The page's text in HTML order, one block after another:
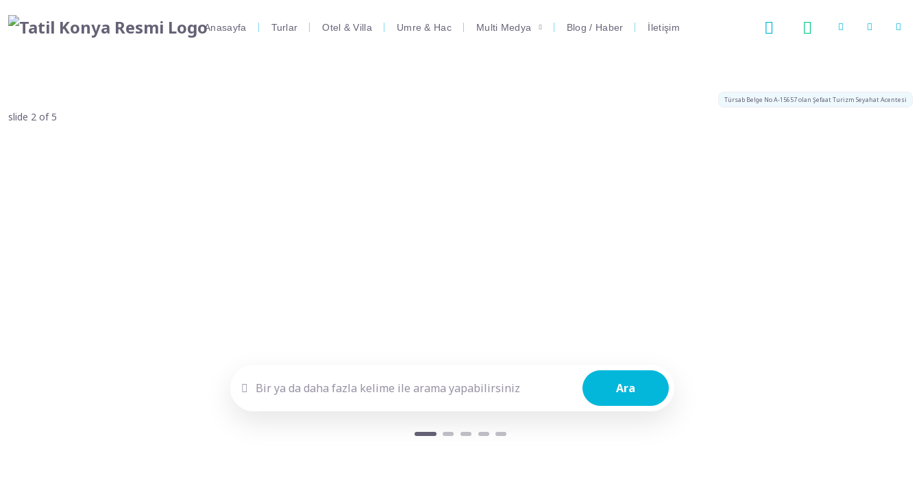
Anasayfa Turlar Otel & Villa Umre & Hac Multi Medya Blog / Haber İletişim
Türsab Belge No A-15657 olan Şefaat Turizm Seyahat Acentesi
slide 3 of 5
Ara